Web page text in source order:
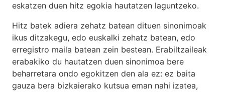
eskatzen duen hitz egokia hautatzen laguntzeko.
Hitz batek adiera zehatz batean dituen sinonimoak
ikus ditzakegu, edo euskalki zehatz batean, edo
erregistro maila batean zein bestean. Erabiltzaileak
erabakiko du hautatzen duen sinonimoa bere
beharretara ondo egokitzen den ala ez: ez baita
gauza bera bizkaierako kutsua eman nahi izatea,